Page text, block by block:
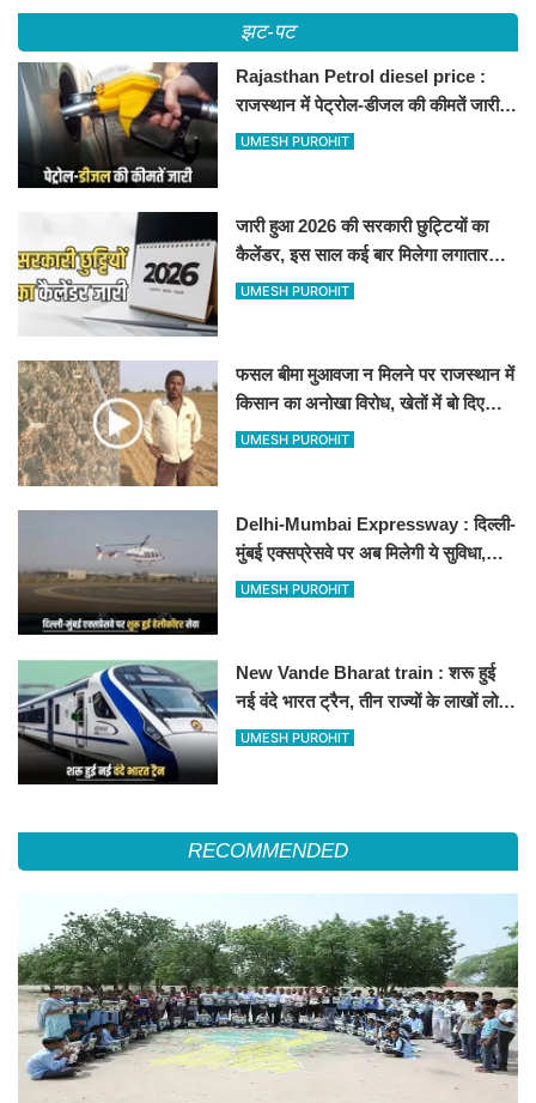
झट-पट
Rajasthan Petrol diesel price :
राजस्थान में पेट्रोल-डीजल की कीमतें जारी,
जानिए बीकानेर समेत पुरे प्रदेश में नए रेट
UMESH PUROHIT
जारी हुआ 2026 की सरकारी छुट्टियों का
कैलेंडर, इस साल कई बार मिलेगा लगातार
अवकाश, देखें
UMESH PUROHIT
फसल बीमा मुआवजा न मिलने पर राजस्थान में
किसान का अनोखा विरोध, खेतों में बो दिए
500-500 रुपए के नोट, वीडियो वायरल
UMESH PUROHIT
Delhi-Mumbai Expressway : दिल्ली-
मुंबई एक्सप्रेसवे पर अब मिलेगी ये सुविधा,
हेलीकॉप्टर सर्विस से तुरंत घायल पहुंचेगा
UMESH PUROHIT
New Vande Bharat train : शरू हुई
नई वंदे भारत ट्रैन, तीन राज्यों के लाखों लोगों
का सफर होगा आसान, देखें पूरा रूटमैप
UMESH PUROHIT
RECOMMENDED